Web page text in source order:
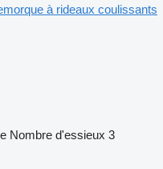
à rideaux coulissants
Nombre d'essieux 3